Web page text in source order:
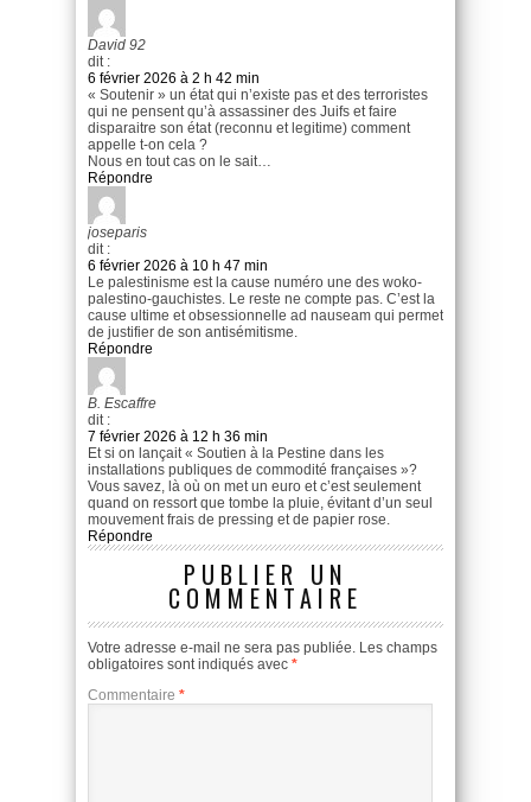
David 92
dit :
6 février 2026 à 2 h 42 min
« Soutenir » un état qui n’existe pas et des terroristes
qui ne pensent qu’à assassiner des Juifs et faire
disparaitre son état (reconnu et legitime) comment
appelle t-on cela ?
Nous en tout cas on le sait…
Répondre
joseparis
dit :
6 février 2026 à 10 h 47 min
Le palestinisme est la cause numéro une des woko-
palestino-gauchistes. Le reste ne compte pas. C’est la
cause ultime et obsessionnelle ad nauseam qui permet
de justifier de son antisémitisme.
Répondre
B. Escaffre
dit :
7 février 2026 à 12 h 36 min
Et si on lançait « Soutien à la Pestine dans les
installations publiques de commodité françaises »?
Vous savez, là où on met un euro et c’est seulement
quand on ressort que tombe la pluie, évitant d’un seul
mouvement frais de pressing et de papier rose.
Répondre
PUBLIER UN
COMMENTAIRE
Votre adresse e-mail ne sera pas publiée. Les champs
obligatoires sont indiqués avec *
Commentaire *